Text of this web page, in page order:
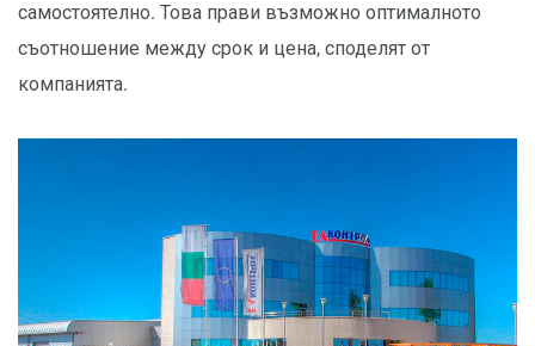
самостоятелно. Това прави възможно оптималното
съотношение между срок и цена, споделят от
компанията.